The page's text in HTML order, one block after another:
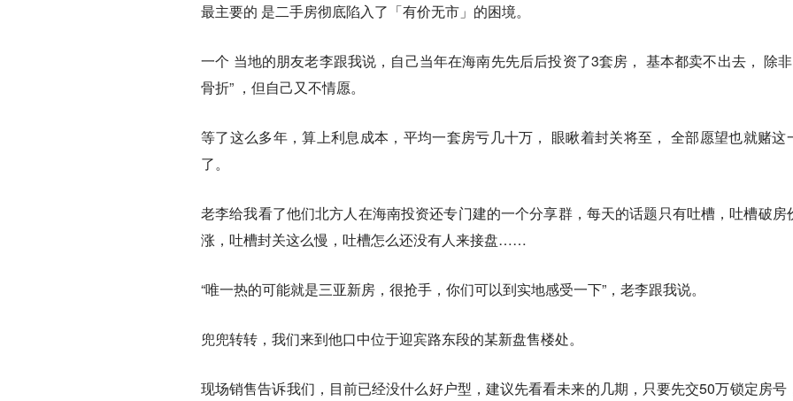
最主要的 是二手房彻底陷入了「有价无市」的困境。
一个 当地的朋友老李跟我说，自己当年在海南先先后后投资了3套房， 基本都卖不出去， 除非
骨折” ，但自己又不情愿。
等了这么多年，算上利息成本，平均一套房亏几十万， 眼瞅着封关将至， 全部愿望也就赌这
了。
老李给我看了他们北方人在海南投资还专门建的一个分享群，每天的话题只有吐槽，吐槽破房
涨，吐槽封关这么慢，吐槽怎么还没有人来接盘……
“唯一热的可能就是三亚新房，很抢手，你们可以到实地感受一下”，老李跟我说。
兜兜转转，我们来到他口中位于迎宾路东段的某新盘售楼处。
现场销售告诉我们，目前已经没什么好户型，建议先看看未来的几期，只要先交50万锁定房号